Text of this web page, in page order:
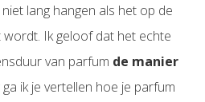
lang hangen als het op de
Ik geloof dat het echte
van parfum de manier
ik je vertellen hoe je parfum